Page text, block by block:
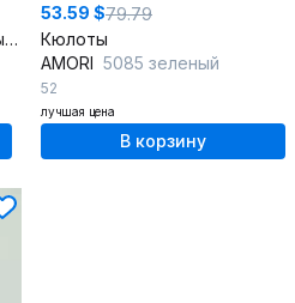
Кюлоты из экокожи бежевые для повседневных образов
53.59 $79.79
Кюлоты
AMORI 5085 зеленый
52
лучшая цена
В корзину